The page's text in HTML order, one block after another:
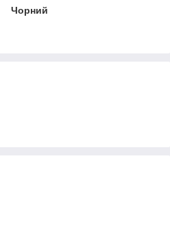
Чорний